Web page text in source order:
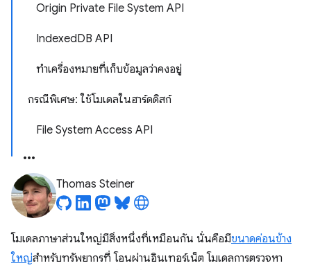
Origin Private File System API
IndexedDB API
ทำเครื่องหมายที่เก็บข้อมูลว่าคงอยู่
กรณีพิเศษ: ใช้โมเดลในฮาร์ดดิสก์
File System Access API
Thomas Steiner
โมเดลภาษาส่วนใหญ่มีสิ่งหนึ่งที่เหมือนกัน นั่นคือมีขนาดค่อนข้าง
ใหญ่สำหรับทรัพยากรที่ โอนผ่านอินเทอร์เน็ต โมเดลการตรวจหา